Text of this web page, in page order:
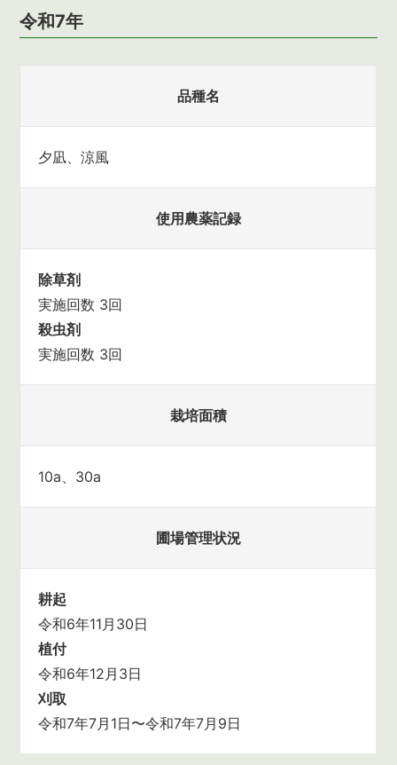
令和7年
品種名
夕凪、涼風
使用農薬記録
除草剤
実施回数 3回
殺虫剤
実施回数 3回
栽培面積
10a、30a
圃場管理状況
耕起
令和6年11月30日
植付
令和6年12月3日
刈取
令和7年7月1日〜令和7年7月9日